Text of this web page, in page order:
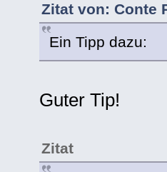
Zitat von: Conte
Ein Tipp dazu:
Guter Tip!
Zitat